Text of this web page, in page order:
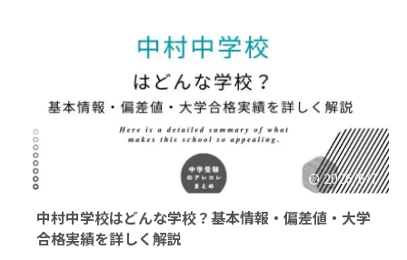
2026/6/7
中村中学校はどんな学校？基本情報・偏差値・大学
合格実績を詳しく解説